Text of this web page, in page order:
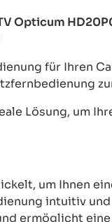
Opticum
für Ihren
Lösung, um
um Ihnen
intuitiv
ermöglicht